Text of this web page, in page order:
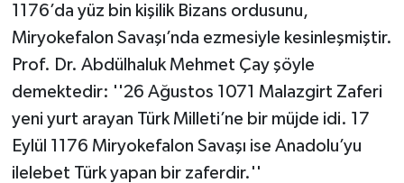
1176’da yüz bin kişilik Bizans ordusunu,
Miryokefalon Savaşı’nda ezmesiyle kesinleşmiştir.
Prof. Dr. Abdülhaluk Mehmet Çay şöyle
demektedir: ''26 Ağustos 1071 Malazgirt Zaferi
yeni yurt arayan Türk Milleti’ne bir müjde idi. 17
Eylül 1176 Miryokefalon Savaşı ise Anadolu’yu
ilelebet Türk yapan bir zaferdir.''